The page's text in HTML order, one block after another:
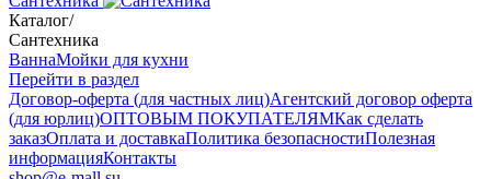
Каталог/
Сантехника
ВаннаМойки для кухни
Перейти в раздел
Договор-оферта (для частных лиц)Агентский договор оферта
(для юрлиц)ОПТОВЫМ ПОКУПАТЕЛЯМКак сделать
заказОплата и доставкаПолитика безопасностиПолезная
информацияКонтакты